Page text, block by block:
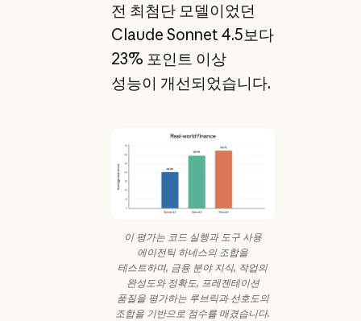
전 최첨단 모델이었던
Claude Sonnet 4.5보다
23% 포인트 이상
성능이 개선되었습니다.
이 평가는 코드 실행과 도구 사용
에이전틱 하네스의 조합을
테스트하며, 금융 분야 지식, 작업의
완성도와 정확도, 프레젠테이션
품질을 평가하는 루브릭과 선호도의
조합을 기반으로 점수를 매겼습니다.